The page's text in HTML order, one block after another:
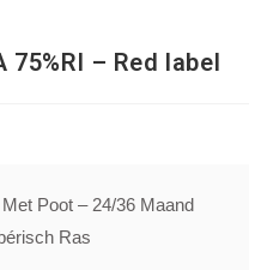
75%RI – Red label
Poot – 24/36 Maand
Ras